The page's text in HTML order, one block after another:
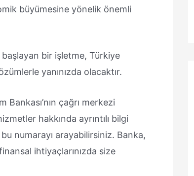
büyümesine yönelik önemli
bir işletme, Türkiye
yanınızda olacaktır.
Bankası’nın çağrı merkezi
hakkında ayrıntılı bilgi
numarayı arayabilirsiniz. Banka,
ihtiyaçlarınızda size